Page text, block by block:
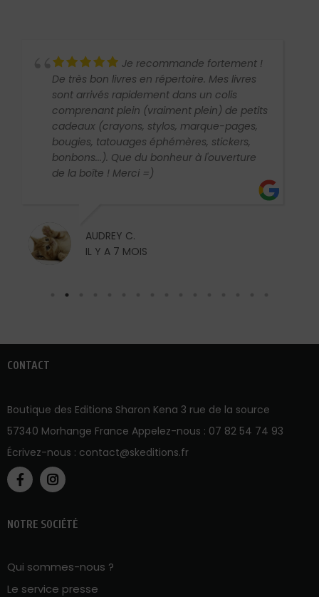
Je recommande fortement !
De très bon livres en répertoire. Mes livres
sont arrivés rapidement dans un colis
comprenant plein (vraiment plein) de petits
cadeaux (crayons, stylos, marque-pages,
bougies, tatouages éphémères, stickers,
bonbons...). Que du bonheur à l'ouverture
de la boîte ! Merci =)
AUDREY C.
IL Y A 7 MOIS
CONTACT
Boutique des Editions Sharon Kena 3 rue de la source
57340 Morhange France Appelez-nous : 07 82 54 74 93
Écrivez-nous : contact@skeditions.fr
NOTRE SOCIÉTÉ
Qui sommes-nous ?
Le service presse